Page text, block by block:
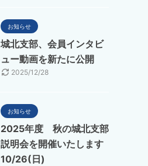
お知らせ
城北支部、会員インタビ
ュー動画を新たに公開
2025/12/28
お知らせ
2025年度 秋の城北支部
説明会を開催いたします
10/26(日)